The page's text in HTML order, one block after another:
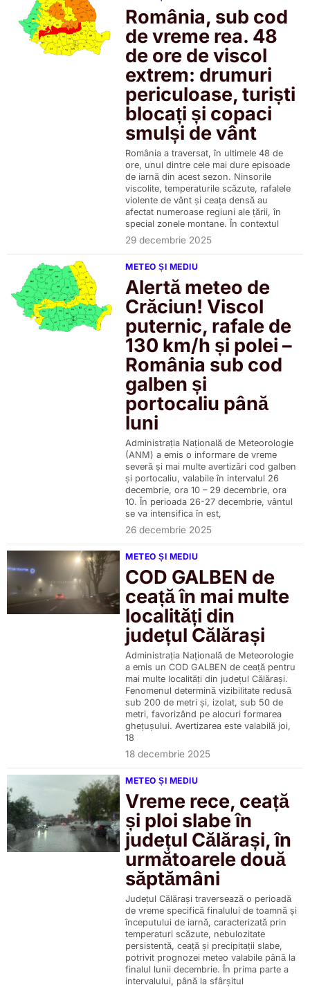
România, sub cod
de vreme rea. 48
de ore de viscol
extrem: drumuri
periculoase, turiști
blocați și copaci
smulși de vânt
România a traversat, în ultimele 48 de
ore, unul dintre cele mai dure episoade
de iarnă din acest sezon. Ninsorile
viscolite, temperaturile scăzute, rafalele
violente de vânt și ceața densă au
afectat numeroase regiuni ale țării, în
special zonele montane. În contextul
29 decembrie 2025
METEO ȘI MEDIU
Alertă meteo de
Crăciun! Viscol
puternic, rafale de
130 km/h și polei –
România sub cod
galben și
portocaliu până
luni
Administrația Națională de Meteorologie
(ANM) a emis o informare de vreme
severă și mai multe avertizări cod galben
și portocaliu, valabile în intervalul 26
decembrie, ora 10 – 29 decembrie, ora
10. În perioada 26-27 decembrie, vântul
se va intensifica în est,
26 decembrie 2025
METEO ȘI MEDIU
COD GALBEN de
ceață în mai multe
localități din
județul Călărași
Administrația Națională de Meteorologie
a emis un COD GALBEN de ceață pentru
mai multe localități din județul Călărași.
Fenomenul determină vizibilitate redusă
sub 200 de metri și, izolat, sub 50 de
metri, favorizând pe alocuri formarea
ghețușului. Avertizarea este valabilă joi,
18
18 decembrie 2025
METEO ȘI MEDIU
Vreme rece, ceață
și ploi slabe în
județul Călărași, în
următoarele două
săptămâni
Județul Călărași traversează o perioadă
de vreme specifică finalului de toamnă și
începutului de iarnă, caracterizată prin
temperaturi scăzute, nebulozitate
persistentă, ceață și precipitații slabe,
potrivit prognozei meteo valabile până la
finalul lunii decembrie. În prima parte a
intervalului, până la sfârșitul